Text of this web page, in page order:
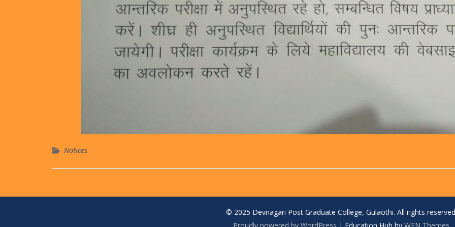
Notices
© 2025 Devnagari Post Graduate College, Gulaothi. All rights